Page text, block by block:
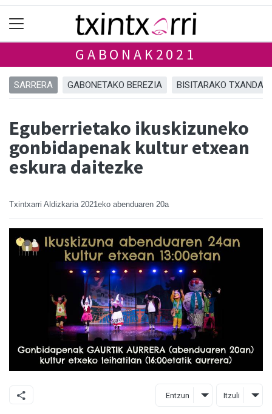
GABONAK2021
SARRERA GABONETAKO BEREZIA BISITARAKO TXANDAK
Eguberrietako ikuskizuneko
gonbidapenak kultur etxean
eskura daitezke
Txintxarri Aldizkaria 2021eko abenduaren 20a
Entzun Itzuli